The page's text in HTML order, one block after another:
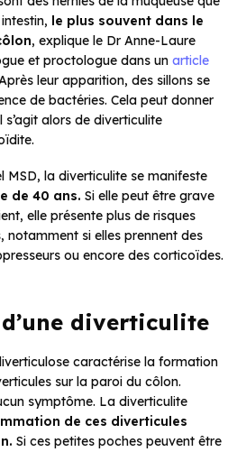
le plus souvent dans le
, explique le Dr Anne-Laure
et proctologue dans un article
leur apparition, des sillons se
de bactéries. Cela peut donner
alors de diverticulite
MSD, la diverticulite se manifeste
de 40 ans. Si elle peut être grave
elle présente plus de risques
notamment si elles prennent des
ou encore des corticoïdes.
diverticulite
caractérise la formation
sur la paroi du côlon.
symptôme. La diverticulite
de ces diverticules
Si ces petites poches peuvent être